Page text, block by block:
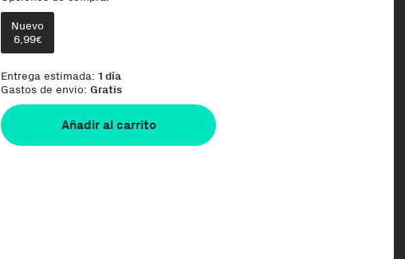
Te damos la oportunidad de elegir lo que más te
Nuevo
6,99€
Entrega estimada: 1 día
Gastos de envio: Gratis
Añadir al carrito